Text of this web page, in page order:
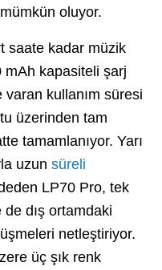
oluyor.
saate kadar müzik
kapasiteli şarj
kullanım süresi
üzerinden tam
tamamlanıyor. Yarı
uzun süreli
LP70 Pro, tek
dış ortamdaki
netleştiriyor.
üç şık renk